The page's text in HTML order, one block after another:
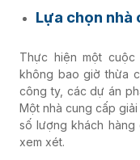
Lựa chọn nhà
Thực hiện một
không bao giờ thừa
công ty, các dự án
Một nhà cung cấp
số lượng khách
xem xét.